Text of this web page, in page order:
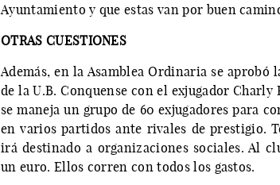
Ayuntamiento y que estas van por buen
OTRAS CUESTIONES
Además, en la Asamblea Ordinaria se aprobó
de la U.B. Conquense con el exjugador
se maneja un grupo de 60 exjugadores para
en varios partidos ante rivales de prestigio.
irá destinado a organizaciones sociales. Al
un euro. Ellos corren con todos los gastos.